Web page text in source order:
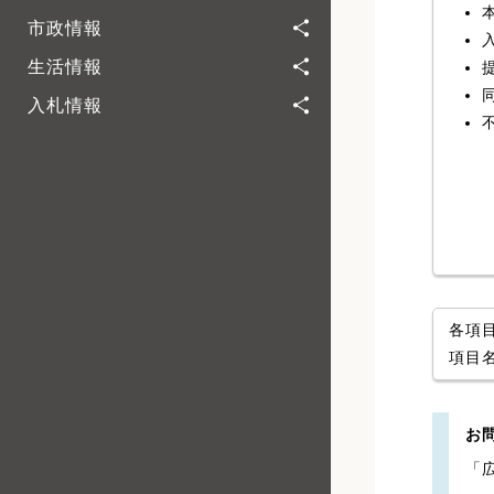
市政情報
生活情報
入札情報
各項
項目
お
「